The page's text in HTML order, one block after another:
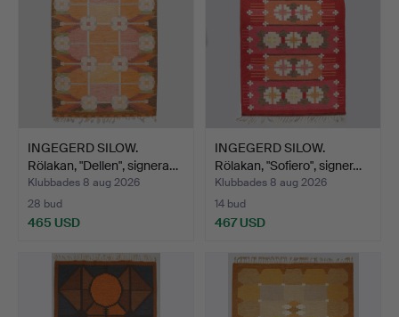
INGEGERD SILOW.
Rölakan, "Dellen", signera…
Klubbades 8 aug 2026
28 bud
465 USD
INGEGERD SILOW.
Rölakan, "Sofiero", signer…
Klubbades 8 aug 2026
14 bud
467 USD